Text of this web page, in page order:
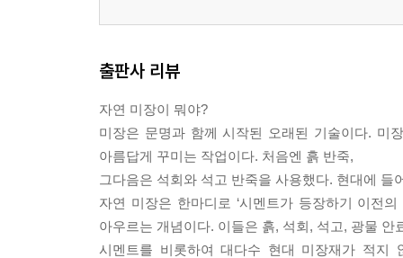
출판사 리뷰
자연 미장이 뭐야?
미장은 문명과 함께 시작된 오래된 기술이다. 미
아름답게 꾸미는 작업이다. 처음엔 흙 반죽,
그다음은 석회와 석고 반죽을 사용했다. 현대에
자연 미장은 한마디로 ‘시멘트가 등장하기 이전
아우르는 개념이다. 이들은 흙, 석회, 석고, 광물
시멘트를 비롯하여 대다수 현대 미장재가 적지